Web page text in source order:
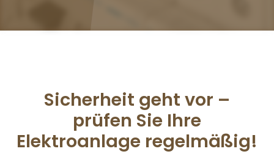
Sicherheit geht vor –
prüfen Sie Ihre
Elektroanlage regelmäßig!